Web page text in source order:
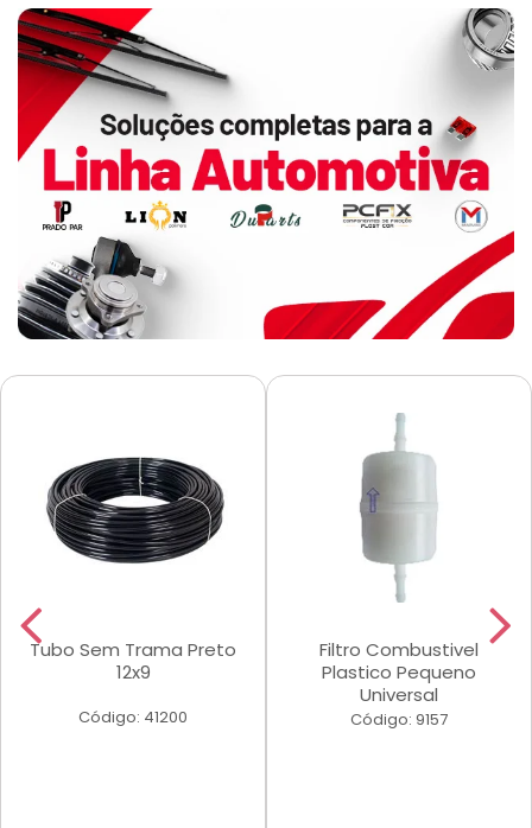
Tubo Sem Trama Preto
12x9
Código: 41200
Filtro Combustivel
Plastico Pequeno
Universal
Código: 9157